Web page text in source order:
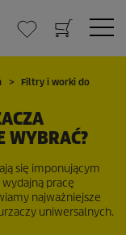
Filtry i worki do
WYBRAĆ?
się imponującym
pracę
najważniejsze
uniwersalnych.